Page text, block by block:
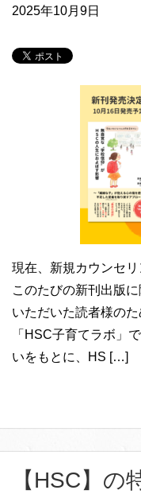
2025年10月9日
現在、新規カウンセ
このたびの新刊出版
いただいた読者様の
「HSC子育てラボ」
いをもとに、HS […]
【HSC】の